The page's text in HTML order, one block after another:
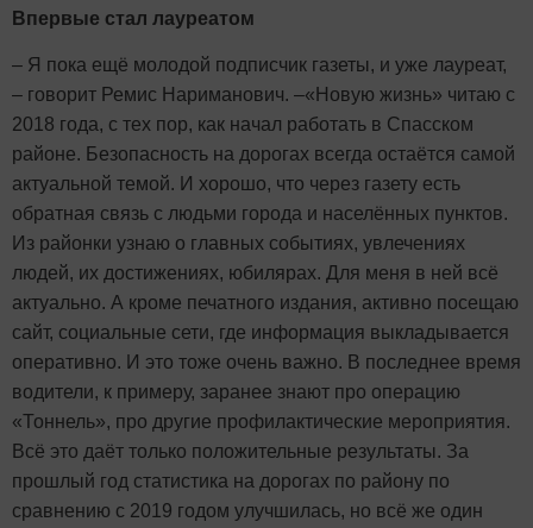
Впервые стал лауреатом
– Я пока ещё молодой подписчик газеты, и уже лауреат,
– говорит Ремис Нариманович. –«Новую жизнь» читаю с
2018 года, с тех пор, как начал работать в Спасском
районе. Безопасность на дорогах всегда остаётся самой
актуальной темой. И хорошо, что через газету есть
обратная связь с людьми города и населённых пунктов.
Из районки узнаю о главных событиях, увлечениях
людей, их достижениях, юбилярах. Для меня в ней всё
актуально. А кроме печатного издания, активно посещаю
сайт, социальные сети, где информация выкладывается
оперативно. И это тоже очень важно. В последнее время
водители, к примеру, заранее знают про операцию
«Тоннель», про другие профилактические мероприятия.
Всё это даёт только положительные результаты. За
прошлый год статистика на дорогах по району по
сравнению с 2019 годом улучшилась, но всё же один